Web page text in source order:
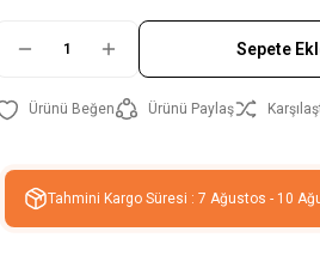
Sepete
Ürünü Paylaş
Tahmini Kargo Süresi : 7 Ağustos - 10